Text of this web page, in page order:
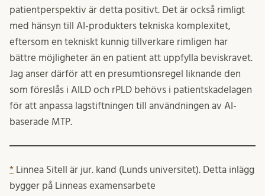
patientperspektiv är detta positivt. Det är också rimligt
med hänsyn till AI-produkters tekniska komplexitet,
eftersom en tekniskt kunnig tillverkare rimligen har
bättre möjligheter än en patient att uppfylla beviskravet.
Jag anser därför att en presumtionsregel liknande den
som föreslås i AILD och rPLD behövs i patientskadelagen
för att anpassa lagstiftningen till användningen av AI-
baserade MTP.
* Linnea Sitell är jur. kand (Lunds universitet). Detta inlägg
bygger på Linneas examensarbete